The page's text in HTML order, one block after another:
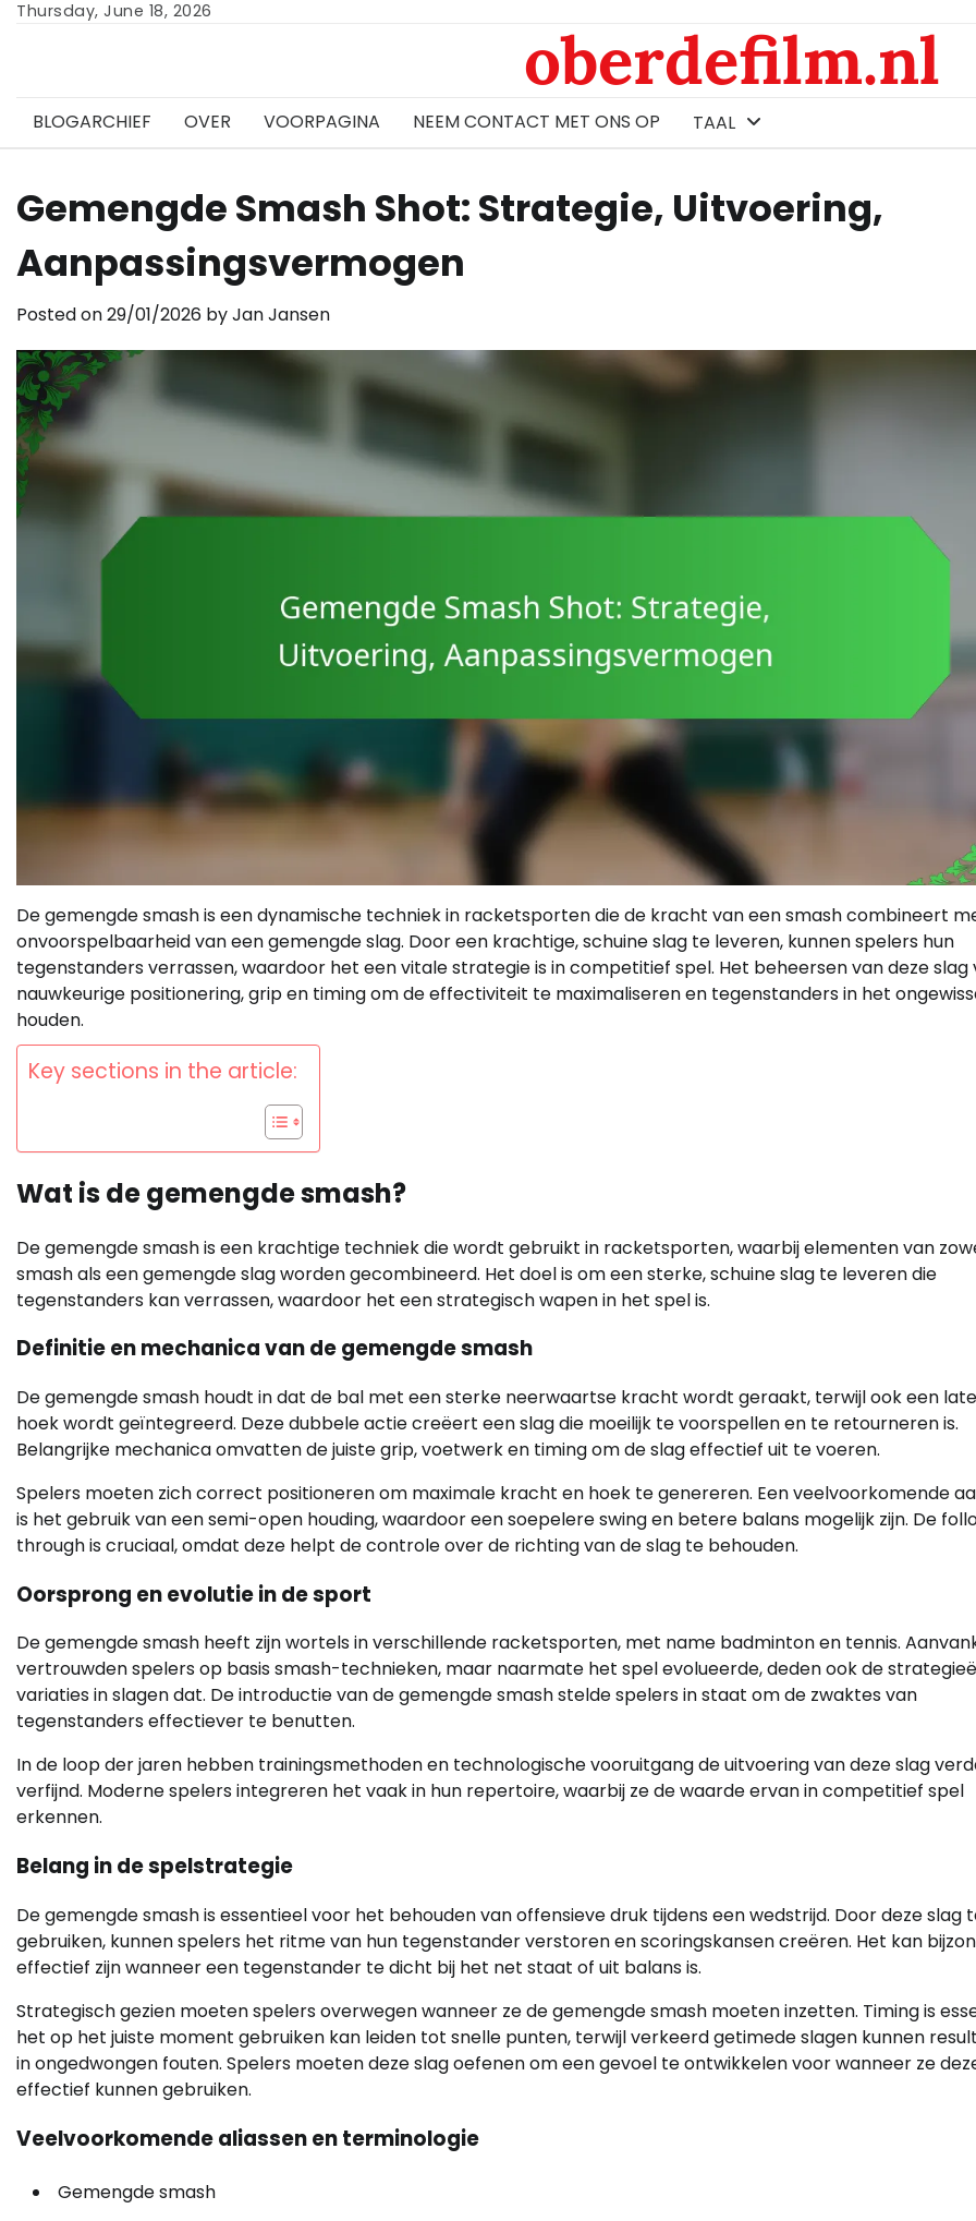
SkipThursday, June 18, 2026
oberdefilm.nl
BLOGARCHIEF OVER VOORPAGINA NEEM CONTACT MET ONS OP TAAL
Gemengde Smash Shot: Strategie, Uitvoering,
Aanpassingsvermogen
Posted on29/01/2026 byJan Jansen
De gemengde smash is een dynamische techniek in racketsporten die de kracht van een smash combineert
onvoorspelbaarheid van een gemengde slag. Door een krachtige, schuine slag te leveren, kunnen spelers hun
tegenstanders verrassen, waardoor het een vitale strategie is in competitief spel. Het beheersen van deze slag
nauwkeurige positionering, grip en timing om de effectiviteit te maximaliseren en tegenstanders in het
houden.
Key sections in the article:
Wat is de gemengde smash?
De gemengde smash is een krachtige techniek die wordt gebruikt in racketsporten, waarbij elementen van
smash als een gemengde slag worden gecombineerd. Het doel is om een sterke, schuine slag te leveren die
tegenstanders kan verrassen, waardoor het een strategisch wapen in het spel is.
Definitie en mechanica van de gemengde smash
De gemengde smash houdt in dat de bal met een sterke neerwaartse kracht wordt geraakt, terwijl ook een
hoek wordt geïntegreerd. Deze dubbele actie creëert een slag die moeilijk te voorspellen en te retourneren is.
Belangrijke mechanica omvatten de juiste grip, voetwerk en timing om de slag effectief uit te voeren.
Spelers moeten zich correct positioneren om maximale kracht en hoek te genereren. Een veelvoorkomende
is het gebruik van een semi-open houding, waardoor een soepelere swing en betere balans mogelijk zijn. De
through is cruciaal, omdat deze helpt de controle over de richting van de slag te behouden.
Oorsprong en evolutie in de sport
De gemengde smash heeft zijn wortels in verschillende racketsporten, met name badminton en tennis.
vertrouwden spelers op basis smash-technieken, maar naarmate het spel evolueerde, deden ook de
variaties in slagen dat. De introductie van de gemengde smash stelde spelers in staat om de zwaktes van
tegenstanders effectiever te benutten.
In de loop der jaren hebben trainingsmethoden en technologische vooruitgang de uitvoering van deze slag
verfijnd. Moderne spelers integreren het vaak in hun repertoire, waarbij ze de waarde ervan in competitief spel
erkennen.
Belang in de spelstrategie
De gemengde smash is essentieel voor het behouden van offensieve druk tijdens een wedstrijd. Door deze slag
gebruiken, kunnen spelers het ritme van hun tegenstander verstoren en scoringskansen creëren. Het kan
effectief zijn wanneer een tegenstander te dicht bij het net staat of uit balans is.
Strategisch gezien moeten spelers overwegen wanneer ze de gemengde smash moeten inzetten. Timing is
het op het juiste moment gebruiken kan leiden tot snelle punten, terwijl verkeerd getimede slagen kunnen
in ongedwongen fouten. Spelers moeten deze slag oefenen om een gevoel te ontwikkelen voor wanneer ze
effectief kunnen gebruiken.
Veelvoorkomende aliassen en terminologie
Gemengde smash